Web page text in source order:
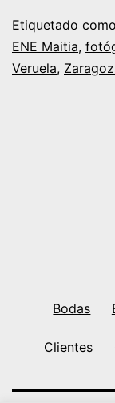
Etiquetado como
ENE Maitia,
Veruela,
Bodas
Clientes